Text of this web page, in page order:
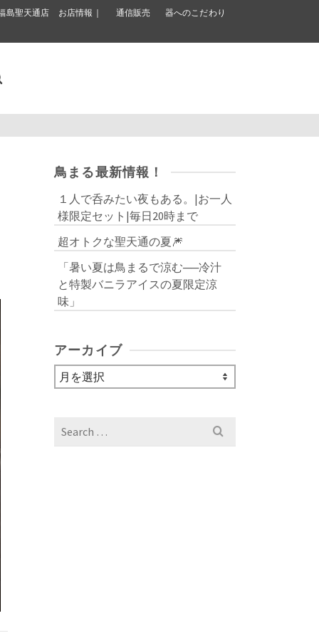
島聖天通店 お店情報｜ 通信販売
器へのこだわり
鳥まる最新情報！
１人で呑みたい夜もある。|お一人
様限定セット|毎日20時まで
超オトクな聖天通の夏🎆
「暑い夏は鳥まるで涼む──冷汁
と特製バニラアイスの夏限定涼
味」
アーカイブ
ア
ー
Search